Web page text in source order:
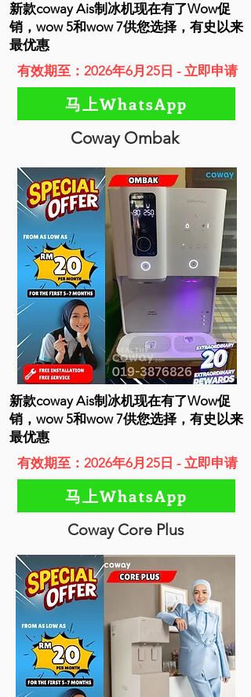
新款coway Ais制冰机现在有了Wow促
销，wow 5和wow 7供您选择，有史以来
最优惠
有效期至：2026年6月25日 - 立即申请
马上WhatsApp
Coway Ombak
新款coway Ais制冰机现在有了Wow促
销，wow 5和wow 7供您选择，有史以来
最优惠
有效期至：2026年6月25日 - 立即申请
马上WhatsApp
Coway Core Plus